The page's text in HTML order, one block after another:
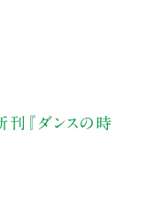
刊『ダンスの時